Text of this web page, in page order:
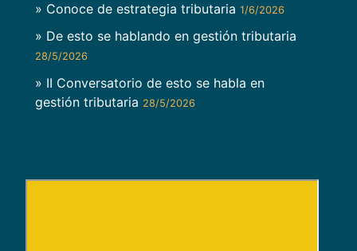
» Conoce de estrategia tributaria 1/6/2026
» De esto se hablando en gestión tributaria
28/5/2026
» II Conversatorio de esto se habla en
gestión tributaria 28/5/2026